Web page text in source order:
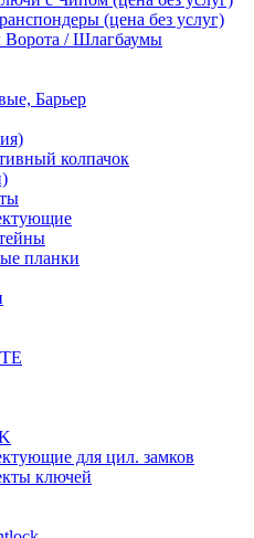
(цена без услуг)
Ворота / Шлагбаумы
Барьер
колпачок
планки
для цил. замков
ключей